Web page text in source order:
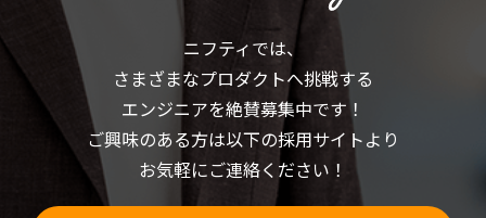
し
い
ウ
ィ
開
き
す)
ま
す)
ニフティでは、
さまざまなプロダクトへ挑戦する
エンジニアを絶賛募集中です！
ご興味のある方は以下の採用サイトより
お気軽にご連絡ください！